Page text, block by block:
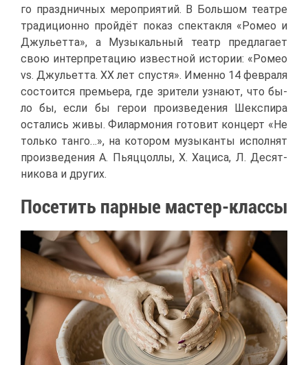
го празд­нич­ных ме­ро­при­я­тий. В Боль­шом те­ат­ре
тра­ди­ци­он­но прой­дёт по­каз спек­так­ля «Ро­мео и
Джу­льет­та», а Му­зы­каль­ный те­атр пред­ла­га­ет
свою ин­тер­пре­та­цию из­вест­ной ис­то­рии: «Ро­мео
vs. Джу­льет­та. XX лет спу­стя». Имен­но 14 фев­ра­ля
со­сто­ит­ся пре­мье­ра, где зри­те­ли узна­ют, что бы­
ло бы, ес­ли бы ге­рои про­из­ве­де­ния Шекс­пи­ра
оста­лись жи­вы. Фи­лар­мо­ния го­то­вит кон­церт «Не
толь­ко тан­го…», на ко­то­ром му­зы­кан­ты ис­пол­нят
про­из­ве­де­ния А. Пьяц­цол­лы, Х. Ха­ци­са, Л. Де­сят­
ни­ко­ва и дру­гих.
По­се­тить пар­ные ма­стер-клас­сы